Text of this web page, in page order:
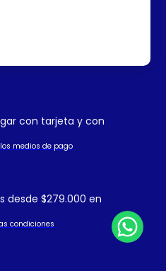
con tarjeta y con
medios de pago
desde $279.000 en
condiciones